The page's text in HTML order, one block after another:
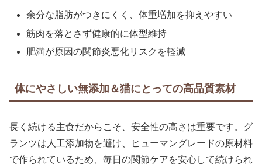
余分な脂肪がつきにくく、体重増加を抑えやすい
筋肉を落とさず健康的に体型維持
肥満が原因の関節炎悪化リスクを軽減
体にやさしい無添加＆猫にとっての高品質素材
長く続ける主食だからこそ、安全性の高さは重要です。グ
ランツは人工添加物を避け、ヒューマングレードの原材料
で作られているため、毎日の関節ケアを安心して続けられ